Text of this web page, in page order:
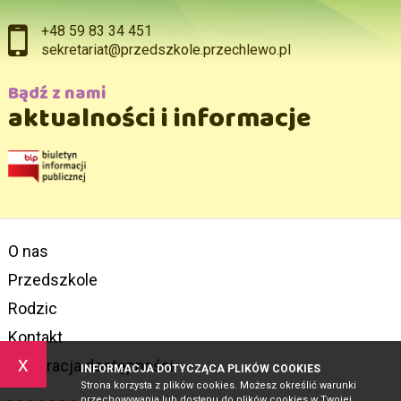
x INFORMACJA DOTYCZĄCA PLIKÓW COOKIES
Strona korzysta z plików cookies. Możesz określić warunki
+48 59 83 34 451
sekretariat@przedszkole.przechlewo.pl
Bądź z nami
aktualności i informacje
O nas
Przedszkole
Rodzic
Kontakt
Deklaracja dostępności